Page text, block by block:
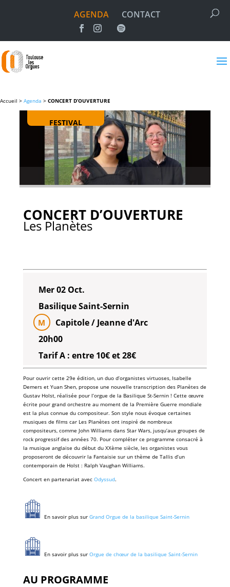
AGENDA CONTACT
Accueil > Agenda > CONCERT D’OUVERTURE
FESTIVAL
CONCERT D’OUVERTURE
Les Planètes
Mer 02 Oct.
Basilique Saint-Sernin
M
Capitole / Jeanne d'Arc
20h00
Tarif A : entre 10€ et 28€
Pour ouvrir cette 29e édition, un duo d’organistes virtuoses, Isabelle
Demers et Yuan Shen, propose une nouvelle transcription des Planètes de
Gustav Holst, réalisée pour l’orgue de la Basilique St-Sernin ! Cette œuvre
écrite pour grand orchestre au moment de la Première Guerre mondiale
est la plus connue du compositeur. Son style nous évoque certaines
musiques de films car Les Planètes ont inspiré de nombreux
compositeurs, comme John Williams dans Star Wars, jusqu’aux groupes de
rock progressif des années 70. Pour compléter ce programme consacré à
la musique anglaise du début du XXème siècle, les organistes vous
proposeront de découvrir la Fantaisie sur un thème de Tallis d’un
contemporain de Holst : Ralph Vaughan Williams.
Concert en partenariat avec Odyssud.
En savoir plus sur Grand Orgue de la basilique Saint-Sernin
En savoir plus sur Orgue de chœur de la basilique Saint-Sernin
AU PROGRAMME